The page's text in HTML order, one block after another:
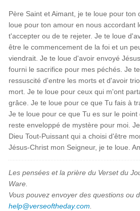
Père Saint et Aimant, je te loue pour ton
loue pour ton amour en nous accordant
t'accepter ou de te rejeter. Je te loue
être le commencement de la foi et un
viendrait. Je te loue d'avoir envoyé
fourni le sacrifice pour mes péchés. Je
ressuscité d'entre les morts et d'avoir
mort. Je te loue pour ceux qui m'ont
grâce. Je te loue pour ce que Tu fais à
Je te loue pour ce que Tu es sur le
reste enveloppé de mystère pour moi.
Dieu Tout-Puissant qui a choisi d'être
Jésus-Christ mon Seigneur, je te loue.
Les pensées et la prière du Verset du
Ware.
Vous pouvez envoyer des questions ou
help@verseoftheday.com